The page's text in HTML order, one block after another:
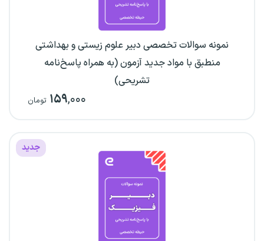
نمونه سوالات تخصصی دبیر علوم زیستی و بهداشتی
منطبق با مواد جدید آزمون (به همراه پاسخ‌نامه
تشریحی)
۱۵۹,۰۰۰ تومان
جدید